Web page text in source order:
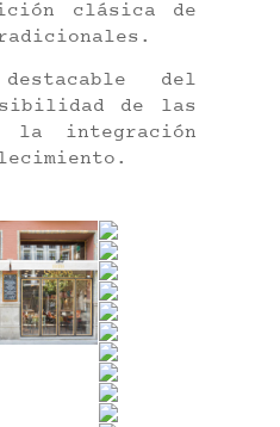
clásica de
del
de las
la integración